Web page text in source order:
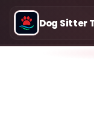
Dog Sitter